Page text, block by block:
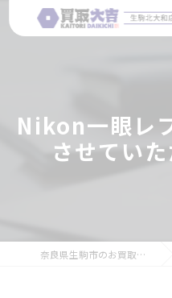
Nikon一眼レ
させてい
奈良県生駒市のお買取なら買取大吉 生駒北大和店